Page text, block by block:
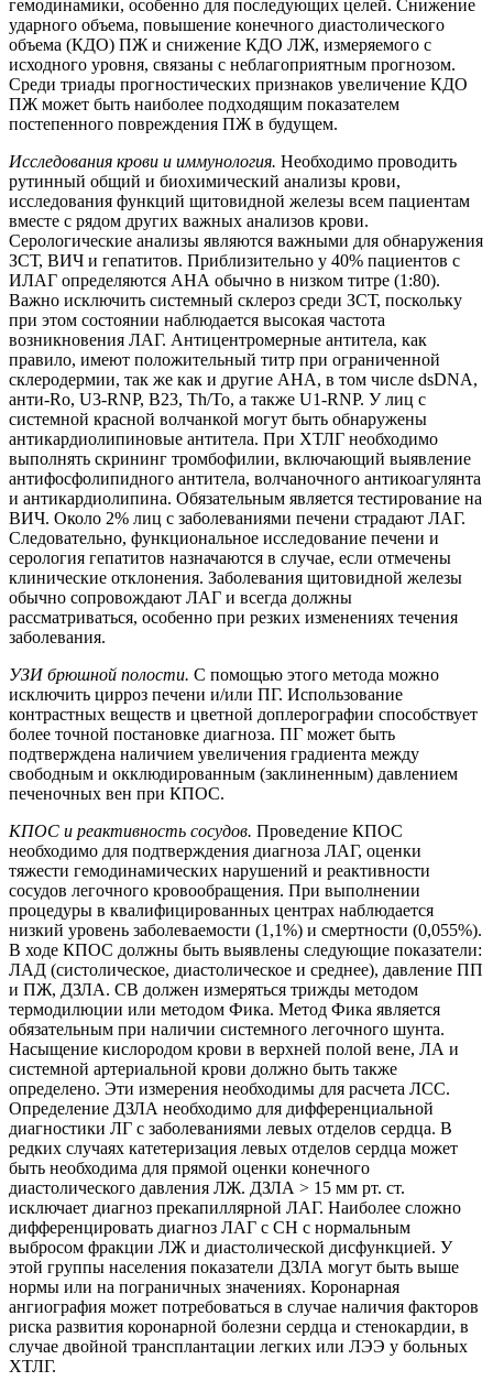
гемодинамики, особенно для последующих целей. Снижение
ударного объема, повышение конечного диастолического
объема (КДО) ПЖ и снижение КДО ЛЖ, измеряемого с
исходного уровня, связаны с неблагоприятным прогнозом.
Среди триады прогностических признаков увеличение КДО
ПЖ может быть наиболее подходящим показателем
постепенного повреждения ПЖ в будущем.
Исследования крови и иммунология. Необходимо проводить
рутинный общий и биохимический анализы крови,
исследования функций щитовидной железы всем пациентам
вместе с рядом других важных анализов крови.
Серологические анализы являются важными для обнаружения
ЗСТ, ВИЧ и гепатитов. Приблизительно у 40% пациентов с
ИЛАГ определяются АНА обычно в низком титре (1:80).
Важно исключить системный склероз среди ЗСТ, поскольку
при этом состоянии наблюдается высокая частота
возникновения ЛАГ. Антицентромерные антитела, как
правило, имеют положительный титр при ограниченной
склеродермии, так же как и другие АНА, в том числе dsDNA,
анти-Ro, U3-RNP, B23, Th/To, а также U1-RNP. У лиц с
системной красной волчанкой могут быть обнаружены
антикардиолипиновые антитела. При ХТЛГ необходимо
выполнять скрининг тромбофилии, включающий выявление
антифосфолипидного антитела, волчаночного антикоагулянта
и антикардиолипина. Обязательным является тестирование на
ВИЧ. Около 2% лиц с заболеваниями печени страдают ЛАГ.
Следовательно, функциональное исследование печени и
серология гепатитов назначаются в случае, если отмечены
клинические отклонения. Заболевания щитовидной железы
обычно сопровождают ЛАГ и всегда должны
рассматриваться, особенно при резких изменениях течения
заболевания.
УЗИ брюшной полости. С помощью этого метода можно
исключить цирроз печени и/или ПГ. Использование
контрастных веществ и цветной доплерографии способствует
более точной постановке диагноза. ПГ может быть
подтверждена наличием увеличения градиента между
свободным и окклюдированным (заклиненным) давлением
печеночных вен при КПОС.
КПОС и реактивность сосудов. Проведение КПОС
необходимо для подтверждения диагноза ЛАГ, оценки
тяжести гемодинамических нарушений и реактивности
сосудов легочного кровообращения. При выполнении
процедуры в квалифицированных центрах наблюдается
низкий уровень заболеваемости (1,1%) и смертности (0,055%).
В ходе КПОС должны быть выявлены следующие показатели:
ЛАД (систолическое, диастолическое и среднее), давление ПП
и ПЖ, ДЗЛА. СВ должен измеряться трижды методом
термодилюции или методом Фика. Метод Фика является
обязательным при наличии системного легочного шунта.
Насыщение кислородом крови в верхней полой вене, ЛА и
системной артериальной крови должно быть также
определено. Эти измерения необходимы для расчета ЛСС.
Определение ДЗЛА необходимо для дифференциальной
диагностики ЛГ с заболеваниями левых отделов сердца. В
редких случаях катетеризация левых отделов сердца может
быть необходима для прямой оценки конечного
диастолического давления ЛЖ. ДЗЛА > 15 мм рт. ст.
исключает диагноз прекапиллярной ЛАГ. Наиболее сложно
дифференцировать диагноз ЛАГ с СН с нормальным
выбросом фракции ЛЖ и диастолической дисфункцией. У
этой группы населения показатели ДЗЛА могут быть выше
нормы или на пограничных значениях. Коронарная
ангиография может потребоваться в случае наличия факторов
риска развития коронарной болезни сердца и стенокардии, в
случае двойной трансплантации легких или ЛЭЭ у больных
ХТЛГ.